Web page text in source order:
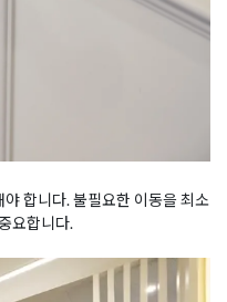
합니다. 불필요한 이동을 최소
요합니다.